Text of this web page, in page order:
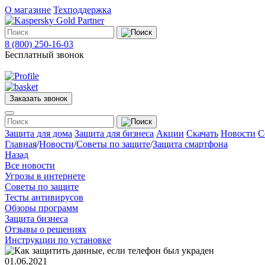
О магазине Техподдержка
8 (800) 250-16-03
Бесплатный звонок
Заказать звонок
Меню
Защита
для
дома
Защита
для
бизнеса
О
магазине
Техподдержка
Акции
Защита для дома Защита для бизнеса Акции Скачать Новости
Главная/Новости/Советы по защите/Защита смартфона
Назад
Все новости
Угрозы в интернете
Советы по защите
Тесты антивирусов
Обзоры программ
Защита бизнеса
Отзывы о решениях
Инструкции по установке
01.06.2021